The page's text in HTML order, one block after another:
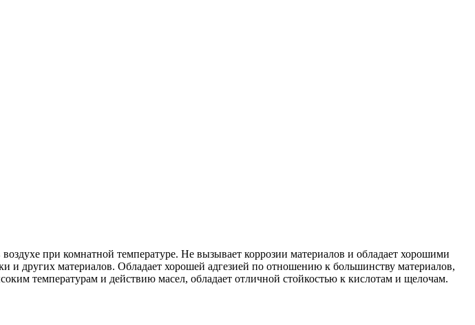
при комнатной температуре. Не вызывает коррозии материалов и обладает хорошими
и других материалов. Обладает хорошей адгезией по отношению к большинству материалов,
температурам и действию масел, обладает отличной стойкостью к кислотам и щелочам.